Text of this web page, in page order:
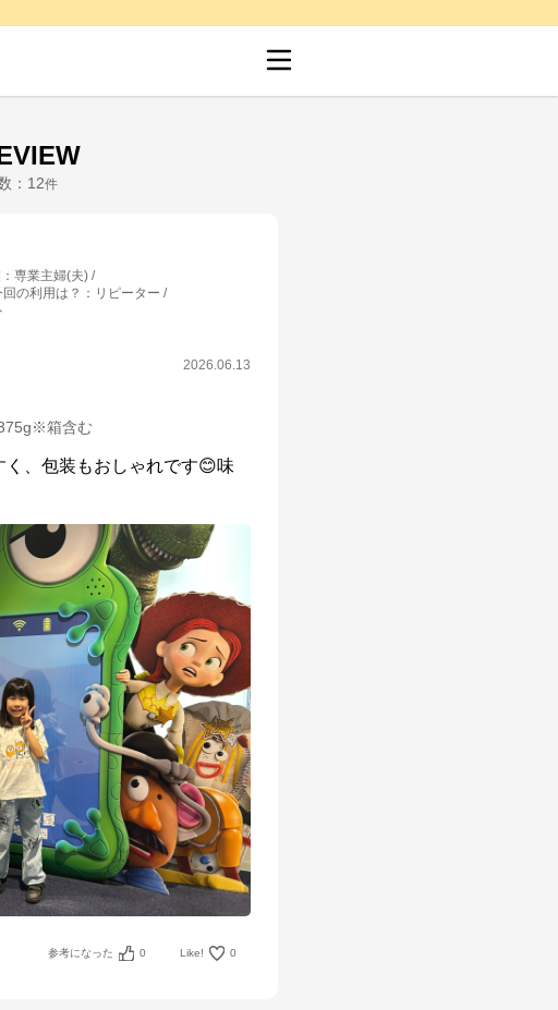
： 12件
： 専業主婦(夫)
回の利用は？ ： リピーター
2026.06.13
箱含む
、包装もおしゃれです😊味
参考になった 0 Like! 0